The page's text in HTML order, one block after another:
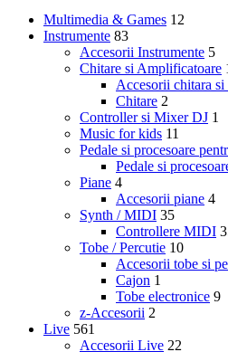
Multimedia & Games 12
Instrumente 83
Accesorii Instrumente 5
Chitare si Amplificatoare
Accesorii chitara si
Chitare 2
Controller si Mixer DJ 1
Music for kids 11
Pedale si procesoare
Pedale si
Piane 4
Accesorii piane 4
Synth / MIDI 35
Controllere MIDI
Tobe / Percutie 10
Accesorii tobe si
Cajon 1
Tobe electronice 9
z-Accesorii 2
Live 561
Accesorii Live 22